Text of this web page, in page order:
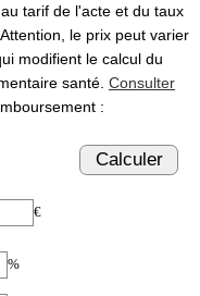
tarif de l'acte et du taux
le prix peut varier
modifient le calcul du
santé. Consulter
:
Calculer
€
%